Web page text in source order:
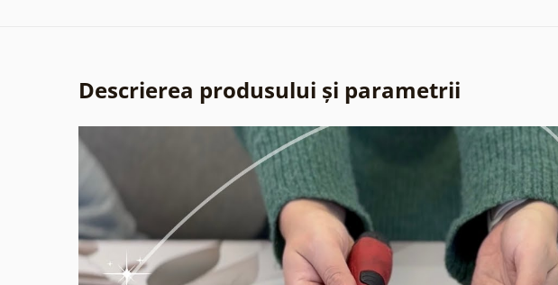
Descrierea produsului și parametrii